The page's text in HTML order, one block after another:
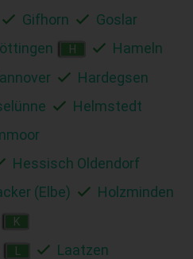
Gifhorn
Goslar
H
Hameln
Hardegsen
Helmstedt
Hessisch Oldendorf
(Elbe)
Holzminden
K
Laatzen